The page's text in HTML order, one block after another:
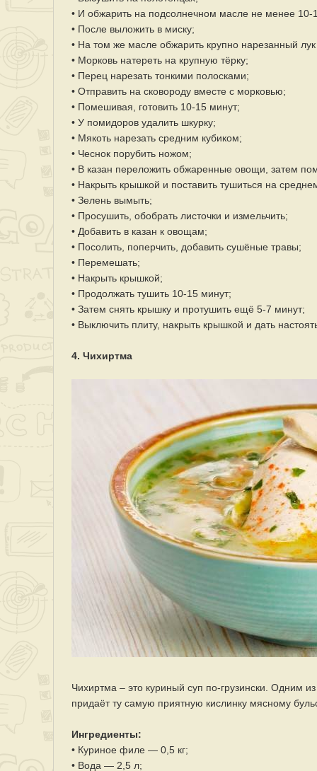
• И обжарить на подсолнечном масле не менее 10-
• После выложить в миску;
• На том же масле обжарить крупно нарезанный
• Морковь натереть на крупную тёрку;
• Перец нарезать тонкими полосками;
• Отправить на сковороду вместе с морковью;
• Помешивая, готовить 10-15 минут;
• У помидоров удалить шкурку;
• Мякоть нарезать средним кубиком;
• Чеснок порубить ножом;
• В казан переложить обжаренные овощи, затем
• Накрыть крышкой и поставить тушиться на
• Зелень вымыть;
• Просушить, обобрать листочки и измельчить;
• Добавить в казан к овощам;
• Посолить, поперчить, добавить сушёные травы;
• Перемешать;
• Накрыть крышкой;
• Продолжать тушить 10-15 минут;
• Затем снять крышку и протушить ещё 5-7 минут;
• Выключить плиту, накрыть крышкой и дать
4. Чихиртма
Чихиртма – это куриный суп по-грузински. Одним
придаёт ту самую приятную кислинку мясному
Ингредиенты:
• Куриное филе — 0,5 кг;
• Вода — 2,5 л;